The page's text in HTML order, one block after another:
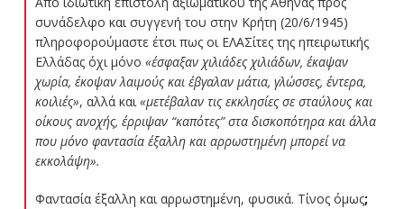
συνάδελφο και συγγενή του στην Κρήτη (20/6/1945)
πληροφορούμαστε έτσι πως οι ΕΛΑΣίτες της ηπειρωτικής
Ελλάδας όχι μόνο «έσφαξαν χιλιάδες χιλιάδων, έκαψαν
χωρία, έκοψαν λαιμούς και έβγαλαν μάτια, γλώσσες, έντερα,
κοιλιές», αλλά και«μετέβαλαν τις εκκλησίες σε σταύλους και
οίκους ανοχής, έρριψαν “καπότες” στα δισκοπότηρα και άλλα
που μόνο φαντασία έξαλλη και αρρωστημένη μπορεί να
εκκολάψη».
Φαντασία έξαλλη και αρρωστημένη, φυσικά. Τίνος όμως;